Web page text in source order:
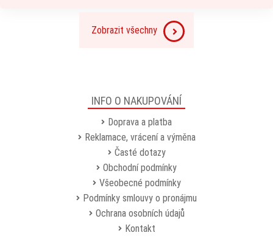
Zobrazit všechny
INFO O NAKUPOVÁNÍ
Doprava a platba
Reklamace, vrácení a výměna
Časté dotazy
Obchodní podmínky
Všeobecné podmínky
Podmínky smlouvy o pronájmu
Ochrana osobních údajů
Kontakt